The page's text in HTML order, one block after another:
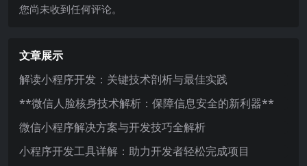
您尚未收到任何评论。
文章展示
解读小程序开发：关键技术剖析与最佳实践
**微信人脸核身技术解析：保障信息安全的新利器**
微信小程序解决方案与开发技巧全解析
小程序开发工具详解：助力开发者轻松完成项目